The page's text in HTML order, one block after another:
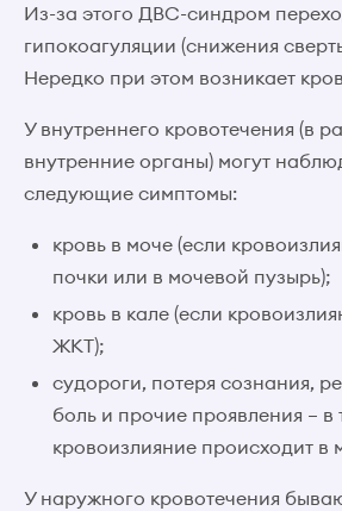
Из-за этого ДВС-синдром
гипокоагуляции (снижения
Нередко при этом возникает
У внутреннего кровотечения (в
внутренние органы) могут
следующие симптомы:
кровь в моче (если
почки или в мочевой пузырь);
кровь в кале (если
ЖКТ);
судороги, потеря сознания,
боль и прочие проявления – в
кровоизлияние происходит в
У наружного кровотечения